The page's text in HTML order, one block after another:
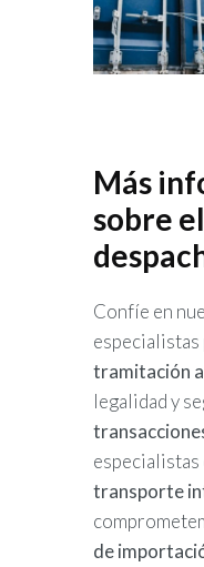
Más
sobre
Confíe en
especialistas
tramitación
legalidad y
especialistas
transporte
de